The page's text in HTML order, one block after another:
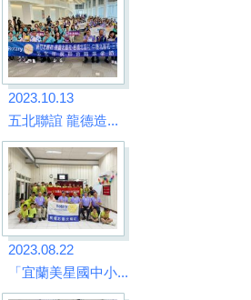
2023.10.13
五北聯誼 龍德造...
2023.08.22
「宜蘭美星國中小...